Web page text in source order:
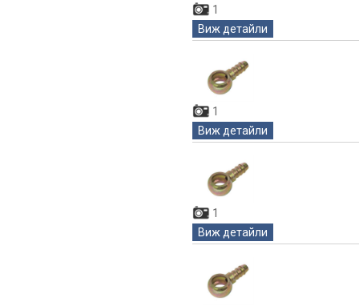
1
Виж детайли
1
Виж детайли
1
Виж детайли